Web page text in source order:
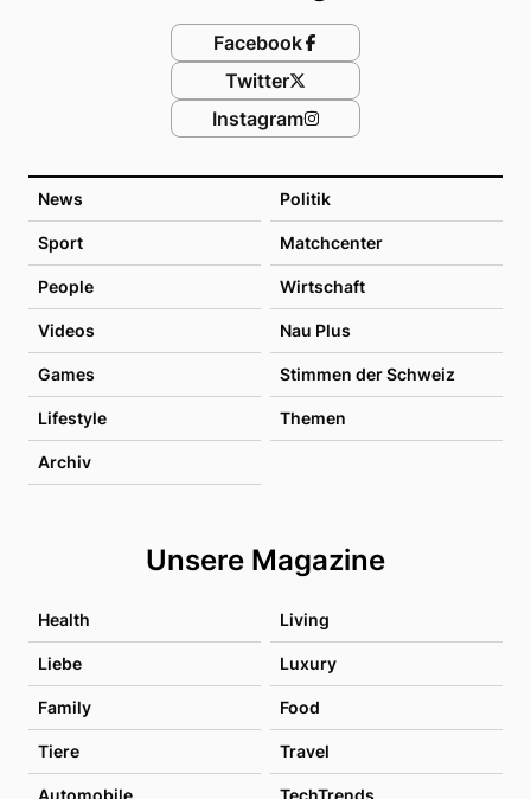
News Politik
Sport Matchcenter
People Wirtschaft
Videos Nau Plus
Games Stimmen der Schweiz
Lifestyle Themen
Archiv
Unsere Magazine
Health Living
Liebe Luxury
Family Food
Tiere Travel
Automobile TechTrends
Facebook
Twitter
Instagram